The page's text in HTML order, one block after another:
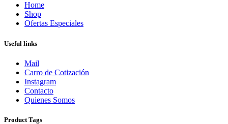
Home
Shop
Ofertas Especiales
Useful links
Mail
Carro de Cotización
Instagram
Contacto
Quienes Somos
Product Tags